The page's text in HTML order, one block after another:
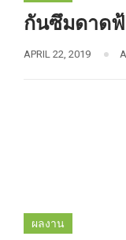
กันซึมดาด
APRIL 22, 2019
ผลงาน